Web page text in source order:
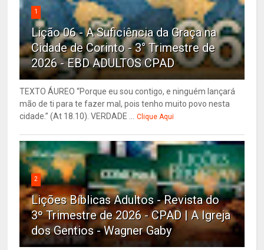
1
Lição 06 - A Suficiência da Graça na
Cidade de Corinto - 3° Trimestre de
2026 - EBD ADULTOS CPAD
TEXTO ÁUREO “Porque eu sou contigo, e ninguém lançará
mão de ti para te fazer mal, pois tenho muito povo nesta
cidade.” (At 18.10). VERDADE ... Clique Aqui
2
Lições Bíblicas Adultos - Revista do
3º Trimestre de 2026 - CPAD | A Igreja
dos Gentios - Wagner Gaby